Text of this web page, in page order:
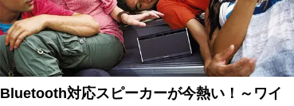
Bluetooth対応スピーカーが今熱い！～ワイ